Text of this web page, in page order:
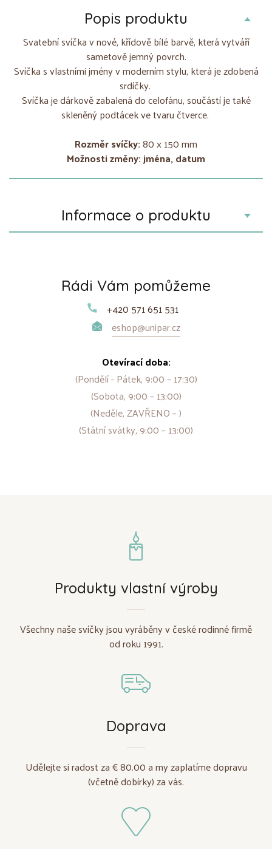
Popis produktu
Svatební svíčka v nové, křídově bílé barvě, která vytváří
sametově jemný povrch.
Svíčka s vlastními jmény v moderním stylu, která je zdobená
srdíčky.
Svíčka je dárkově zabalená do celofánu, součástí je také
skleněný podtácek ve tvaru čtverce.
Rozměr svíčky:80 x 150 mm
Možnosti změny: jména, datum
Informace o produktu
Rádi Vám pomůžeme
+420 571 651 531
eshop@unipar.cz
Otevírací doba:
(Pondělí - Pátek, 9:00 – 17:30)
(Sobota, 9:00 – 13:00)
(Neděle, ZAVŘENO – )
(Státní svátky, 9:00 – 13:00)
Produkty vlastní výroby
Všechny naše svíčky jsou vyráběny v české rodinné firmě
od roku 1991.
Doprava
Udělejte si radost za € 80.00 a my zaplatíme dopravu
(včetně dobírky) za vás.